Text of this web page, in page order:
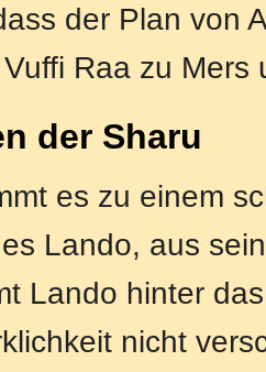
der Plan von
Raa zu
der Sharu
es zu einem
Lando, aus
Lando hinter
nicht